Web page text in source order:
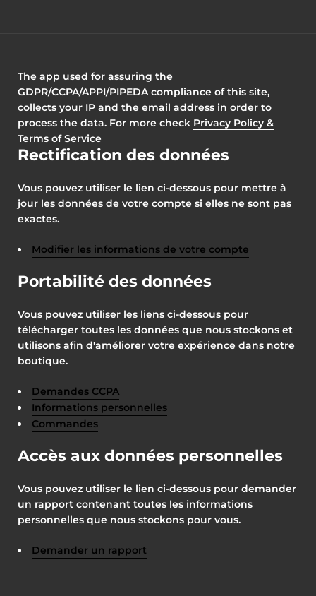
The app used for assuring the
GDPR/CCPA/APPI/PIPEDA compliance of this site,
collects your IP and the email address in order to
process the data. For more check Privacy Policy &
Terms of Service
Rectification des données
Vous pouvez utiliser le lien ci-dessous pour mettre à
jour les données de votre compte si elles ne sont pas
exactes.
Modifier les informations de votre compte
Portabilité des données
Vous pouvez utiliser les liens ci-dessous pour
télécharger toutes les données que nous stockons et
utilisons afin d'améliorer votre expérience dans notre
boutique.
Demandes CCPA
Informations personnelles
Commandes
Accès aux données personnelles
Vous pouvez utiliser le lien ci-dessous pour demander
un rapport contenant toutes les informations
personnelles que nous stockons pour vous.
Demander un rapport